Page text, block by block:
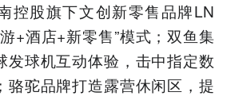
控股旗下文创新零售品牌LN
+酒店+新零售”模式；双鱼集
发球机互动体验，击中指定数
骆驼品牌打造露营休闲区，提